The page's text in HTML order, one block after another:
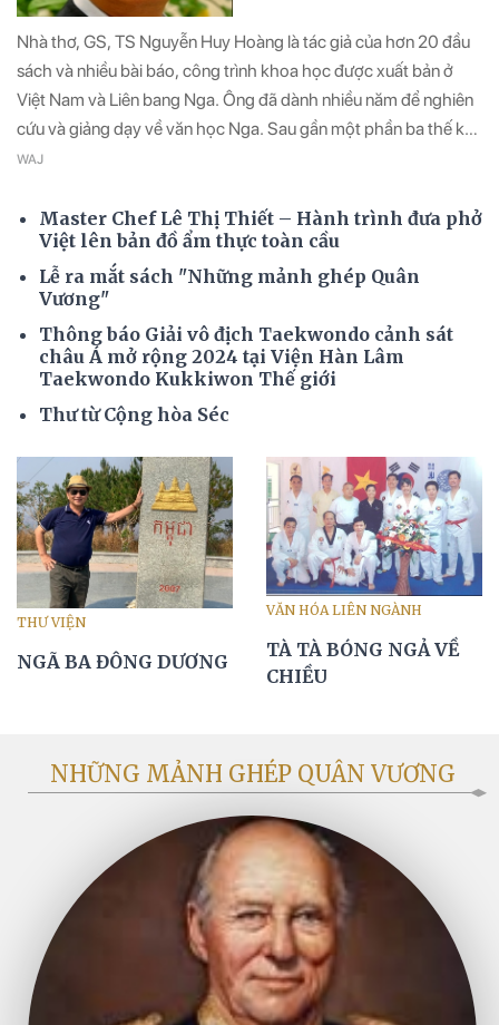
Nhà thơ, GS, TS Nguyễn Huy Hoàng là tác giả của hơn 20 đầu
sách và nhiều bài báo, công trình khoa học được xuất bản ở
Việt Nam và Liên bang Nga. Ông đã dành nhiều năm để nghiên
cứu và giảng dạy về văn học Nga. Sau gần một phần ba thế kỷ
sinh sống và làm việc tại xứ sở Bạch Dương, mảnh đất này đã
nghiệp sáng tác, nhưng cũng để lại cho ông một nỗi buồn sâu
thẳm. Ông là một trong những người đã có nhiều đóng góp vào
công tác cộng đồng người Việ
WAJ
Master Chef Lê Thị Thiết – Hành trình đưa phở
Việt lên bản đồ ẩm thực toàn cầu
Lễ ra mắt sách "Những mảnh ghép Quân
Vương"
Thông báo Giải vô địch Taekwondo cảnh sát
châu Á mở rộng 2024 tại Viện Hàn Lâm
Taekwondo Kukkiwon Thế giới
Thư từ Cộng hòa Séc
THƯ VIỆN
NGÃ BA ĐÔNG DƯƠNG
VĂN HÓA LIÊN NGÀNH
TÀ TÀ BÓNG NGẢ VỀ
CHIỀU
NHỮNG MẢNH GHÉP QUÂN VƯƠNG